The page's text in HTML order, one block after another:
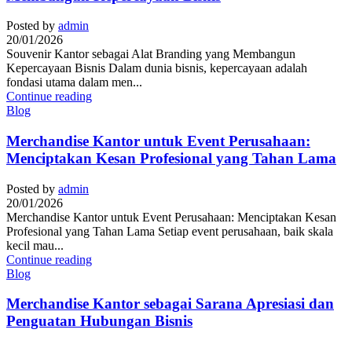
Posted by admin
20/01/2026
Souvenir Kantor sebagai Alat Branding yang Membangun
Kepercayaan Bisnis Dalam dunia bisnis, kepercayaan adalah
fondasi utama dalam men...
Continue reading
Blog
Merchandise Kantor untuk Event Perusahaan:
Menciptakan Kesan Profesional yang Tahan Lama
Posted by admin
20/01/2026
Merchandise Kantor untuk Event Perusahaan: Menciptakan Kesan
Profesional yang Tahan Lama Setiap event perusahaan, baik skala
kecil mau...
Continue reading
Blog
Merchandise Kantor sebagai Sarana Apresiasi dan
Penguatan Hubungan Bisnis